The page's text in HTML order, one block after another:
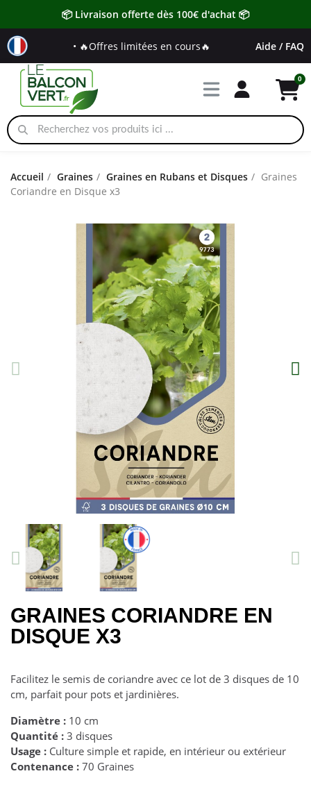
📦 Livraison offerte dès 100€ d'achat 📦
• 🔥Offres limitées en cours🔥 Aide / FAQ
Accueil Graines Graines en Rubans et Disques
Graines
Coriandre en Disque x3
GRAINES CORIANDRE EN
DISQUE X3
Facilitez le semis de coriandre avec ce lot de 3 disques de 10
cm, parfait pour pots et jardinières.
Diamètre : 10 cm
Quantité : 3 disques
Usage : Culture simple et rapide, en intérieur ou extérieur
Contenance : 70 Graines